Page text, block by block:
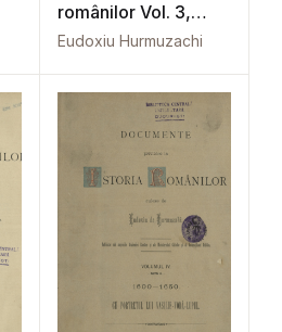
românilor Vol. 3,
Part. 2
Eudoxiu Hurmuzachi